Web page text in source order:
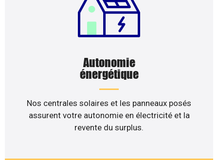
Autonomie
énergétique
Nos centrales solaires et les panneaux posés
assurent votre autonomie en électricité et la
revente du surplus.